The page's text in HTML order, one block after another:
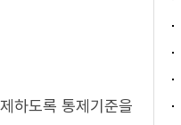
하도록 통제기준을